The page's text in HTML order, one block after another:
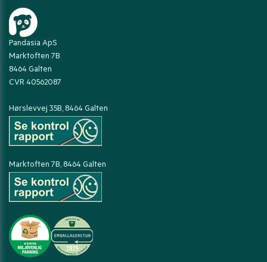
Pandasia ApS
Marktoften 7B
8464 Galten
CVR 40562087
Hørslevvej 35B, 8464 Galten
Marktoften 7B, 8464 Galten